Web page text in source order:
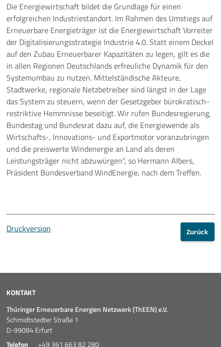
Die Energiewirtschaft bildet die Grundlage für einen
erfolgreichen Industriestandort. Im Rahmen des Umstiegs auf
Erneuerbare Energieträger ist die Energiewirtschaft Vorreiter
der Digitalisierungsstrategie Industrie 4.0. Statt einem Deckel
auf den Zubau Erneuerbarer Kapazitäten zu legen, gilt es die
in allen Regionen Deutschlands erfreuliche Dynamik für den
Systemumbau zu nutzen. Mittelständische Akteure,
Stadtwerke, regionale Netzbetreiber sind längst in der Lage
das System zu steuern, wenn der Gesetzgeber bürokratisch-
restriktive Hemmnisse beseitigt. Wir rufen Bundesregierung,
Bundestag und Bundesrat dazu auf, die Energiewende als
Wirtschafts-, Innovations- und Exportmotor voranzubringen
und die preiswerte Windenergie an Land als deren
Leistungsträger nicht abzuwürgen“, so Hermann Albers,
Präsident Bundesverband WindEnergie, nach dem Treffen.
Druckversion Zurück
KONTAKT
Thüringer Erneuerbare Energien Netzwerk (ThEEN) e.V.
Schmidtstedter Straße 1
D-99084 Erfurt
Telefon
+49 361 663 82 280